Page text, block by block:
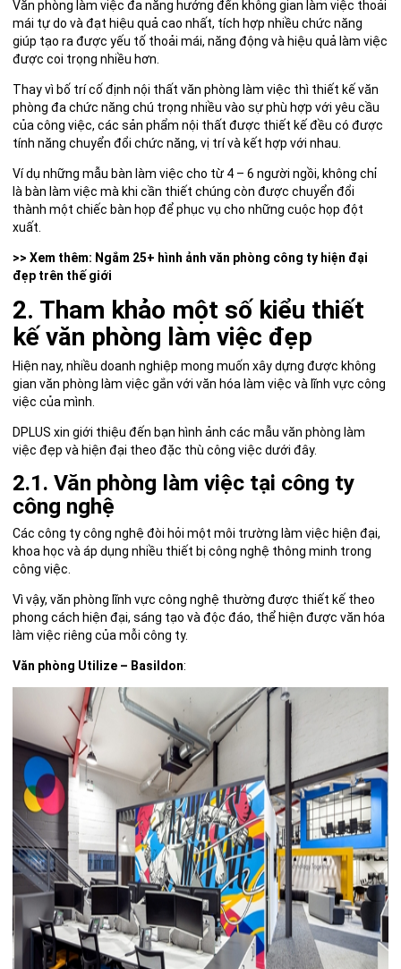
Văn phòng làm việc đa năng hướng đến không gian làm việc thoải
mái tự do và đạt hiệu quả cao nhất, tích hợp nhiều chức năng
giúp tạo ra được yếu tố thoải mái, năng động và hiệu quả làm việc
được coi trọng nhiều hơn.
Thay vì bố trí cố định nội thất văn phòng làm việc thì thiết kế văn
phòng đa chức năng chú trọng nhiều vào sự phù hợp với yêu cầu
của công việc, các sản phẩm nội thất được thiết kế đều có được
tính năng chuyển đổi chức năng, vị trí và kết hợp với nhau.
Ví dụ những mẫu bàn làm việc cho từ 4 – 6 người ngồi, không chỉ
là bàn làm việc mà khi cần thiết chúng còn được chuyển đổi
thành một chiếc bàn họp để phục vụ cho những cuộc họp đột
xuất.
>> Xem thêm: Ngắm 25+ hình ảnh văn phòng công ty hiện đại
đẹp trên thế giới
2. Tham khảo một số kiểu thiết
kế văn phòng làm việc đẹp
Hiện nay, nhiều doanh nghiệp mong muốn xây dựng được không
gian văn phòng làm việc gắn với văn hóa làm việc và lĩnh vực công
việc của mình.
DPLUS xin giới thiệu đến bạn hình ảnh các mẫu văn phòng làm
việc đẹp và hiện đại theo đặc thù công việc dưới đây.
2.1. Văn phòng làm việc tại công ty
công nghệ
Các công ty công nghệ đòi hỏi một môi trường làm việc hiện đại,
khoa học và áp dụng nhiều thiết bị công nghệ thông minh trong
công việc.
Vì vậy, văn phòng lĩnh vực công nghệ thường được thiết kế theo
phong cách hiện đại, sáng tạo và độc đáo, thể hiện được văn hóa
làm việc riêng của mỗi công ty.
Văn phòng Utilize – Basildon: